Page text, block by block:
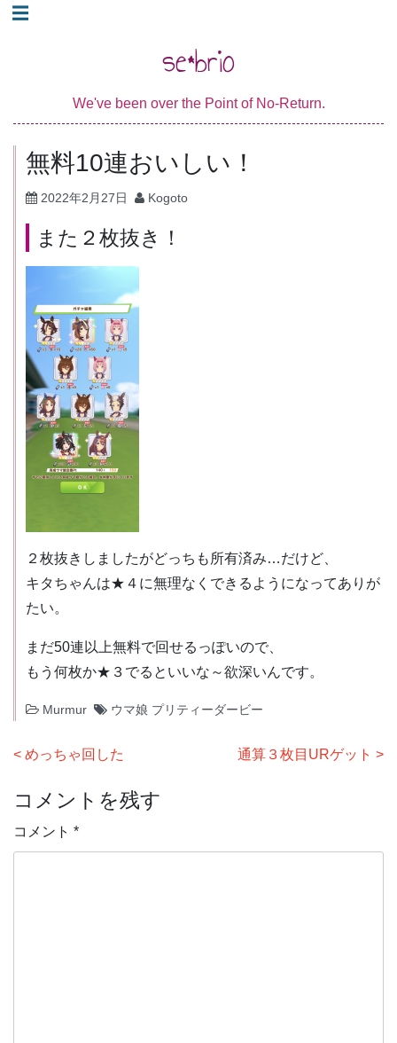
コ☰
se*brio
We've been over the Point of No-Return.
無料10連おいしい！
2022年2月27日 Kogoto
また２枚抜き！
２枚抜きしましたがどっちも所有済み…だけど、
キタちゃんは★４に無理なくできるようになってありが
たい。
まだ50連以上無料で回せるっぽいので、
もう何枚か★３でるといいな～欲深いんです。
Murmur ウマ娘 プリティーダービー
投
ナ
ビ
ゲ
めっちゃ回した 通算３枚目URゲット
コメントを残す
コメント *